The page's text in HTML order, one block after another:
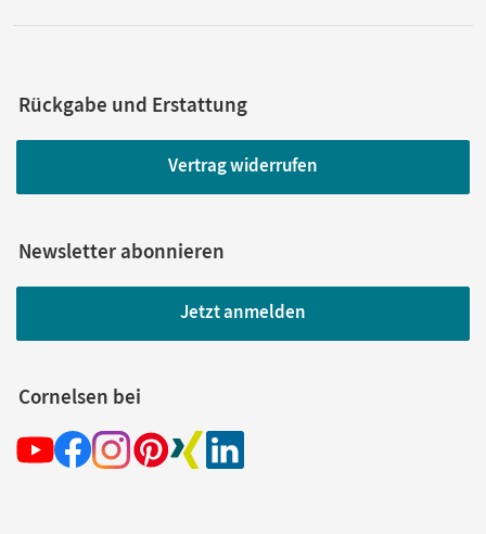
Rückgabe und Erstattung
Vertrag widerrufen
Newsletter abonnieren
Jetzt anmelden
Cornelsen bei